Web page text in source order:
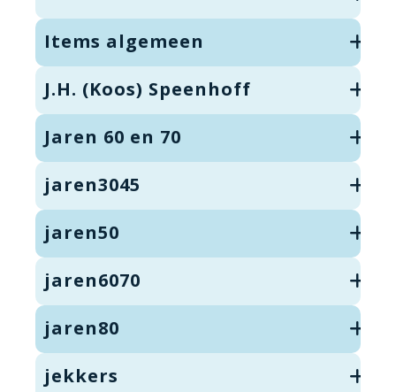
Items algemeen
J.H. (Koos) Speenhoff
Jaren 60 en 70
jaren3045
jaren50
jaren6070
jaren80
jekkers